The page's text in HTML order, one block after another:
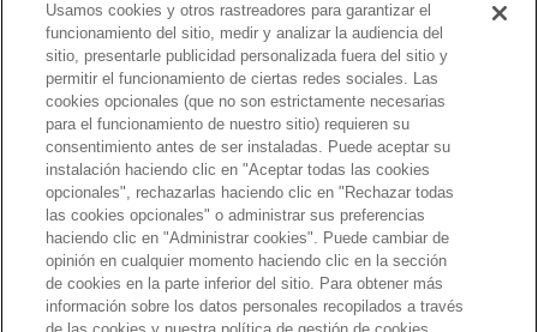
SEGUINOS EN
Facebook
Instagram
YouTube
POLITICAS DE PRIVACIDAD
Beber con moderación. Prohibida su venta a
menores de 18 años. El abuso de alcohol es
peligroso para la salud. Chandon Argentina apoya el
consumo responsable a través de Moët Hennessy,
miembro delSpiritsEUROPE,DISCUS,CEEV,
Usamos cookies y otros rastreadores para garantizar el
funcionamiento del sitio, medir y analizar la audiencia del
sitio, presentarle publicidad personalizada fuera del sitio y
permitir el funcionamiento de ciertas redes sociales. Las
cookies opcionales (que no son estrictamente necesarias
para el funcionamiento de nuestro sitio) requieren su
consentimiento antes de ser instaladas. Puede aceptar su
instalación haciendo clic en "Aceptar todas las cookies
opcionales", rechazarlas haciendo clic en "Rechazar todas
las cookies opcionales" o administrar sus preferencias
haciendo clic en "Administrar cookies". Puede cambiar de
opinión en cualquier momento haciendo clic en la sección
de cookies en la parte inferior del sitio. Para obtener más
información sobre los datos personales recopilados a través